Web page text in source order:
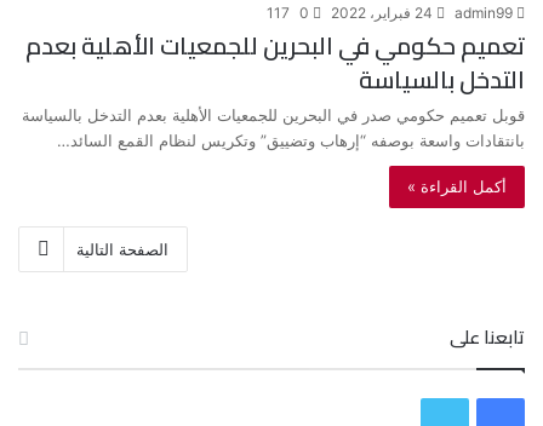
admin99 24 فبراير، 2022 0
117
تعميم حكومي في البحرين للجمعيات الأهلية بعدم
التدخل بالسياسة
قوبل تعميم حكومي صدر في البحرين للجمعيات الأهلية بعدم التدخل بالسياسة
بانتقادات واسعة بوصفه “إرهاب وتضييق” وتكريس لنظام القمع السائد…
أكمل القراءة »
الصفحة التالية
تابعنا على